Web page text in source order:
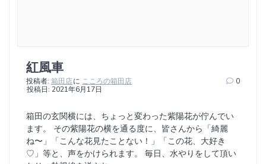
紅風車
投稿者: 箱田店に こころの箱田店
投稿日: 2021年6月17日
0
箱田の玄関横には、ちょっと変わった紫陽花が佇んでい
ます。 その紫陽花の横を通る度に、皆さんから「綺麗
ね〜」「こんな花見たことない！」「この花、大好き
♡」等と、声をかけられます。 毎日、水やりをして頂い